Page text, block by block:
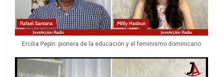
Ercilia Pepín: pionera de la educación y el feminismo dominicano